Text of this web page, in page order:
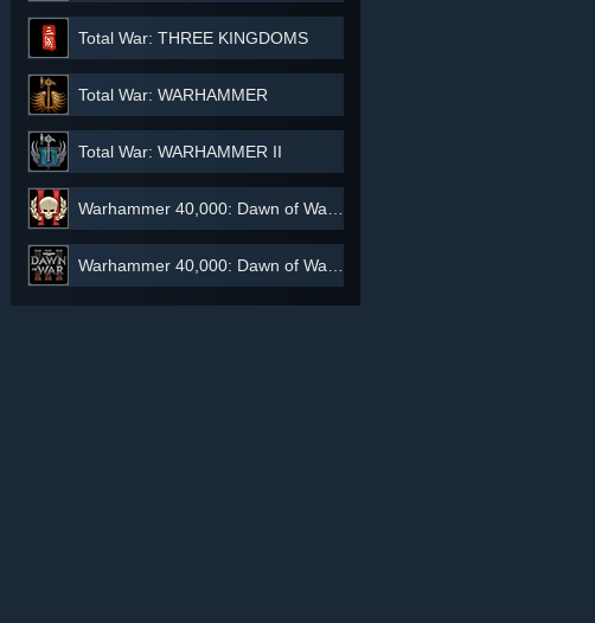
Total War: THREE KINGDOMS
Total War: WARHAMMER
Total War: WARHAMMER II
Warhammer 40,000: Dawn of War II - Anniversary Edition
Warhammer 40,000: Dawn of War III